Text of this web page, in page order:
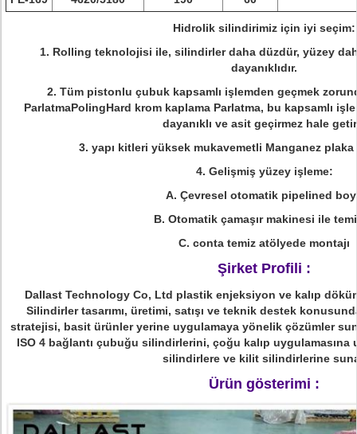
Hidrolik silindirimiz için iyi seçim:
1. Rolling teknolojisi ile, silindirler daha düzdür, yüzey
dayanıklıdır.
2. Tüm pistonlu çubuk kapsamlı işlemden geçmek
ParlatmaPolingHard krom kaplama Parlatma, bu kapsamlı
dayanıklı ve asit geçirmez hale
3. yapı kitleri yüksek mukavemetli Manganez plaka
4. Gelişmiş yüzey işleme:
A. Çevresel otomatik pipelined
B. Otomatik çamaşır makinesi ile
C. conta temiz atölyede montajı
Şirket Profili :
Dallast Technology Co, Ltd plastik enjeksiyon ve kalıp
Silindirler tasarımı, üretimi, satışı ve teknik destek
stratejisi, basit ürünler yerine uygulamaya yönelik çözümler
ISO 4 bağlantı çubuğu silindirlerini, çoğu kalıp
silindirlere ve kilit silindirlerine
Ürün gösterimi :